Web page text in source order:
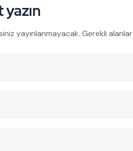
yazın
yayınlanmayacak. Gerekli alanlar